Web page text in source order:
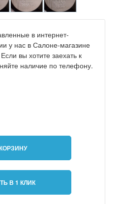
в интернет-
у нас в Салоне-магазине
вы хотите заехать к
наличие по телефону.
В 1 КЛИК